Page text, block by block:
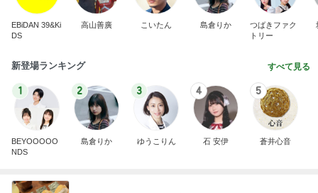
EBiDAN 39&Ki
DS
高山善廣 こいたん 島倉りか
つばきファク
トリー
新登場ランキング すべて見る
1
BEYOOOOO
NDS
2
島倉りか
3
ゆうこりん
4
石 安伊
5
蒼井心音